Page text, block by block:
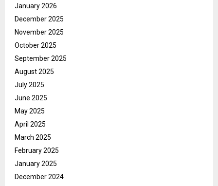
January 2026
December 2025
November 2025
October 2025
September 2025
August 2025
July 2025
June 2025
May 2025
April 2025
March 2025
February 2025
January 2025
December 2024